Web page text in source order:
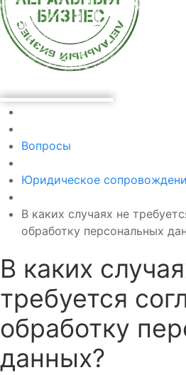
Вопросы
Юридическое
В каких случаях не
обработку персональных
В каких
требуется
обработку
данных?